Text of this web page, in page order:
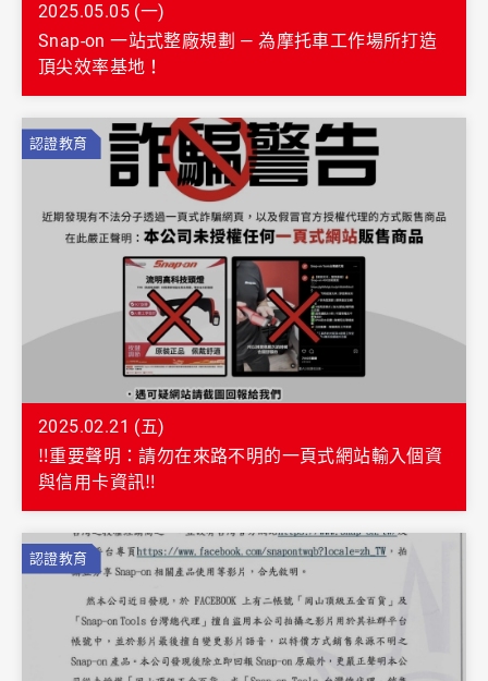
2025.05.05 (一)
Snap-on 一站式整廠規劃 — 為摩托車工作場所打造
頂尖效率基地！
認證教育
2025.02.21 (五)
‼️重要聲明：請勿在來路不明的一頁式網站輸入個資
與信用卡資訊‼️
認證教育